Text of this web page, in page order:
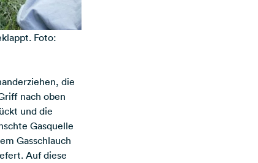
Foto:
die
nach oben
und die
Gasquelle
Gasschlauch
Auf diese